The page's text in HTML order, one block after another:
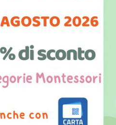
i bambini parlano: più
ti coinvolgi e più loro si
le maestre ci rimandano
didattica “convenzionale”
di attività hanno la preziosa
modi, altri canali per dire la
e gli altri compagni
diversa e loro trovano un
gruppo».